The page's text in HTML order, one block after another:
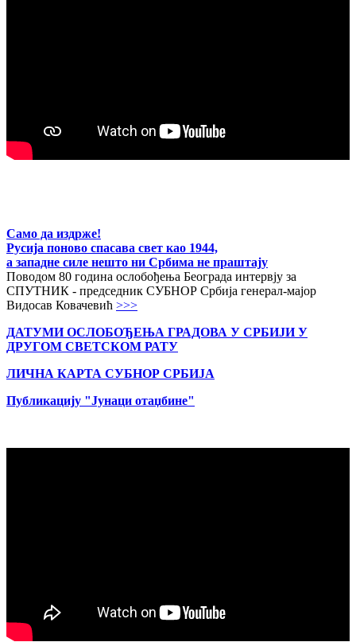
Само да издрже!
Русија поново спасава свет као 1944,
а западне силе нешто ни Србима не праштају
Поводом 80 година ослобођења Београда интервју за
СПУТНИК - председник СУБНОР Србија генерал-мајор
Видосав Ковачевић >>>
ДАТУМИ ОСЛОБОЂЕЊА ГРАДОВА У СРБИЈИ У
ДРУГОМ СВЕТСКОМ РАТУ
ЛИЧНА КАРТА СУБНОР СРБИЈА
Публикацију "Јунаци отаџбине"